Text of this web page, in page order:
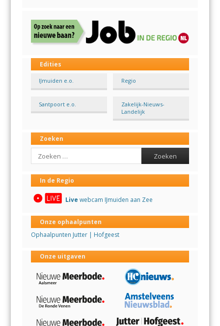
Edities
IJmuiden e.o. Regio
Santpoort e.o.
Zakelijk-Nieuws-
Landelijk
Zoeken
Search
In de Regio
Live webcam IJmuiden aan Zee
Onze ophaalpunten
Ophaalpunten Jutter | Hofgeest
Onze uitgaven